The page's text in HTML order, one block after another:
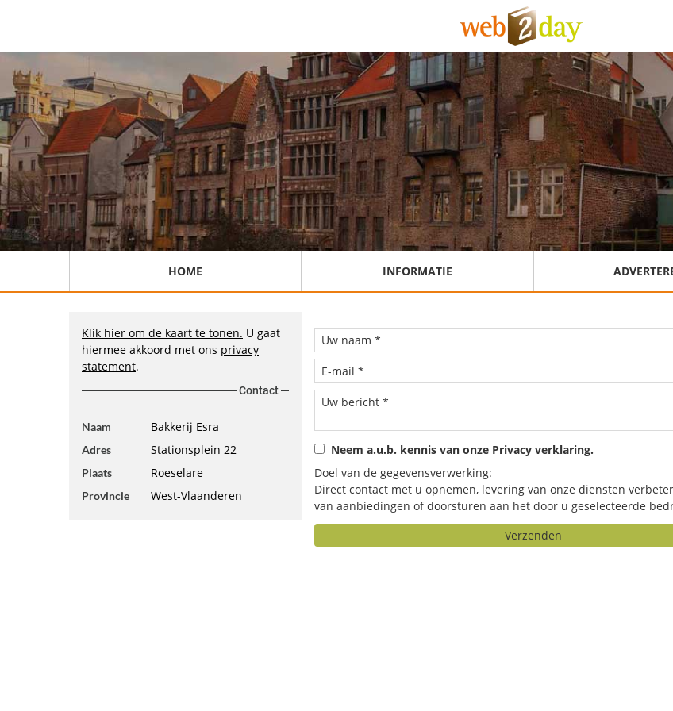
HOME INFORMATIE
Klik hier om de kaart te tonen. U gaat
hiermee akkoord met ons privacy
statement.
Contact
Naam Bakkerij Esra
Adres Stationsplein 22
Plaats Roeselare
Provincie West-Vlaanderen
Neem a.u.b. kennis van onze Privacy verklaring.
Doel van de gegevensverwerking:
Direct contact met u opnemen, levering van onze diensten
van aanbiedingen of doorsturen aan het door u geselecteerde
Verzenden